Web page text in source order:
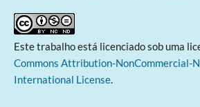
Este trabalho está licenciado sob uma
Commons Attribution-NonCommercial-
International License.